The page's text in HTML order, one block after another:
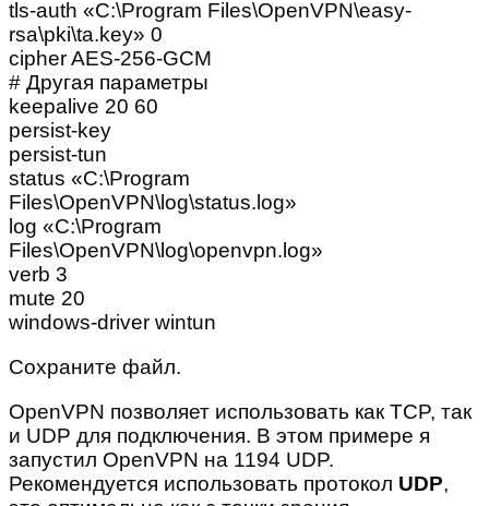
tls-auth «C:\Program Files\OpenVPN\easy-
rsa\pki\ta.key» 0
cipher AES-256-GCM
# Другая параметры
keepalive 20 60
persist-key
persist-tun
status «C:\Program
Files\OpenVPN\log\status.log»
log «C:\Program
Files\OpenVPN\log\openvpn.log»
verb 3
mute 20
windows-driver wintun
Сохраните файл.
OpenVPN позволяет использовать как TCP, так
и UDP для подключения. В этом примере я
запустил OpenVPN на 1194 UDP.
Рекомендуется использовать протокол UDP,